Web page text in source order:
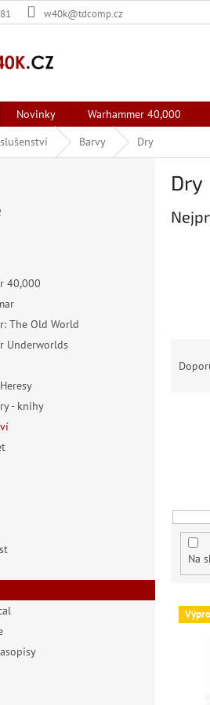
w40k@tdcomp.cz
Novinky Warhammer 40,000
Barvy Dry
40,000
The Old World
Underworlds
- knihy
Dry
u
Na
V